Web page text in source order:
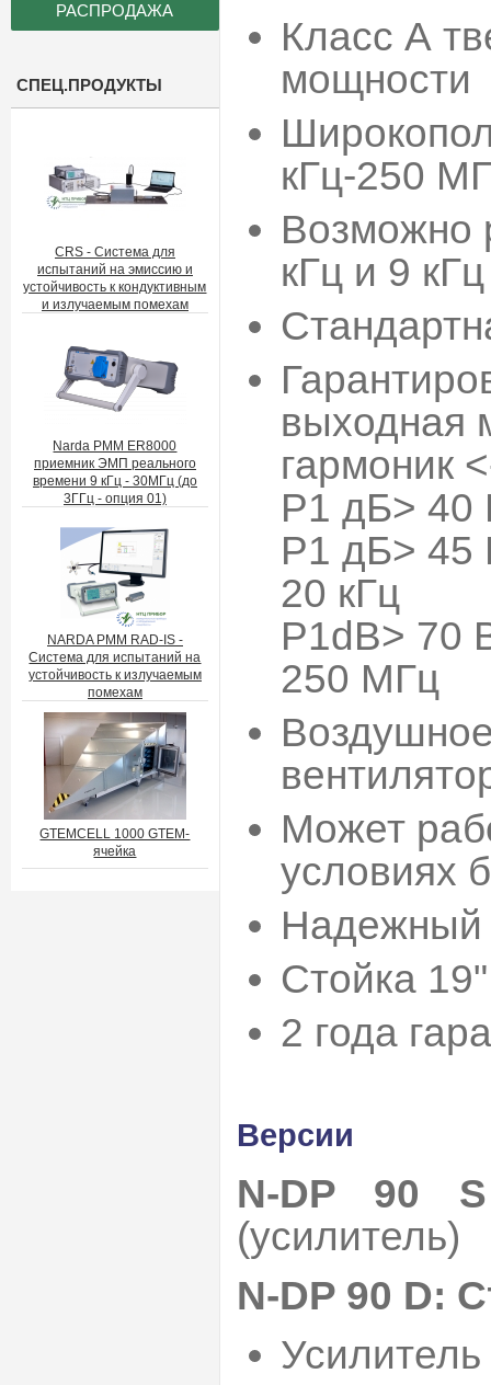
РАСПРОДАЖА
СПЕЦ.ПРОДУКТЫ
CRS - Система для
испытаний на эмиссию и
устойчивость к кондуктивным
и излучаемым помехам
Narda PMM ER8000
приемник ЭМП реального
времени 9 кГц - 30МГц (до
3ГГц - опция 01)
NARDA PMM RAD-IS -
Система для испытаний на
устойчивость к излучаемым
помехам
GTEMCELL 1000 GTEM-
ячейка
Класс А
мощности
кГц-250
Возможно
кГц и 9
выходная
гармоник
P1 дБ> 40
P1 дБ> 45
20 кГц
P1dB> 70
250 МГц
Может
условиях
Надежный
Стойка 19"
2 года
Версии
N-DP 90 S
(усилитель)
N-DP 90 D:
Усилитель